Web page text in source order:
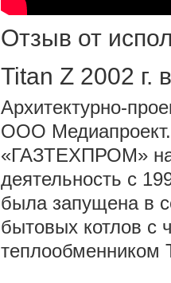
Отзыв от
Titan Z 2002 г.
Архитектурно-
ООО
«ГАЗТЕХПРОМ»
деятельность с
была запущена в
бытовых котлов с